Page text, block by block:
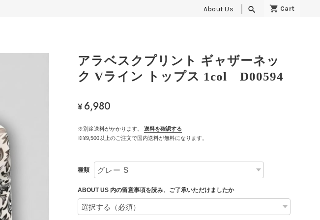
About Us search
アラベスクプリント ギャザーネッ
ク Vライン トップス 1col D00594
¥6,980
※別途送料がかかります。
送料を確認する
※¥9,500以上のご注文で国内送料が無料になります。
種類
ABOUT US 内の留意事項を読み、ご了承いただけましたか